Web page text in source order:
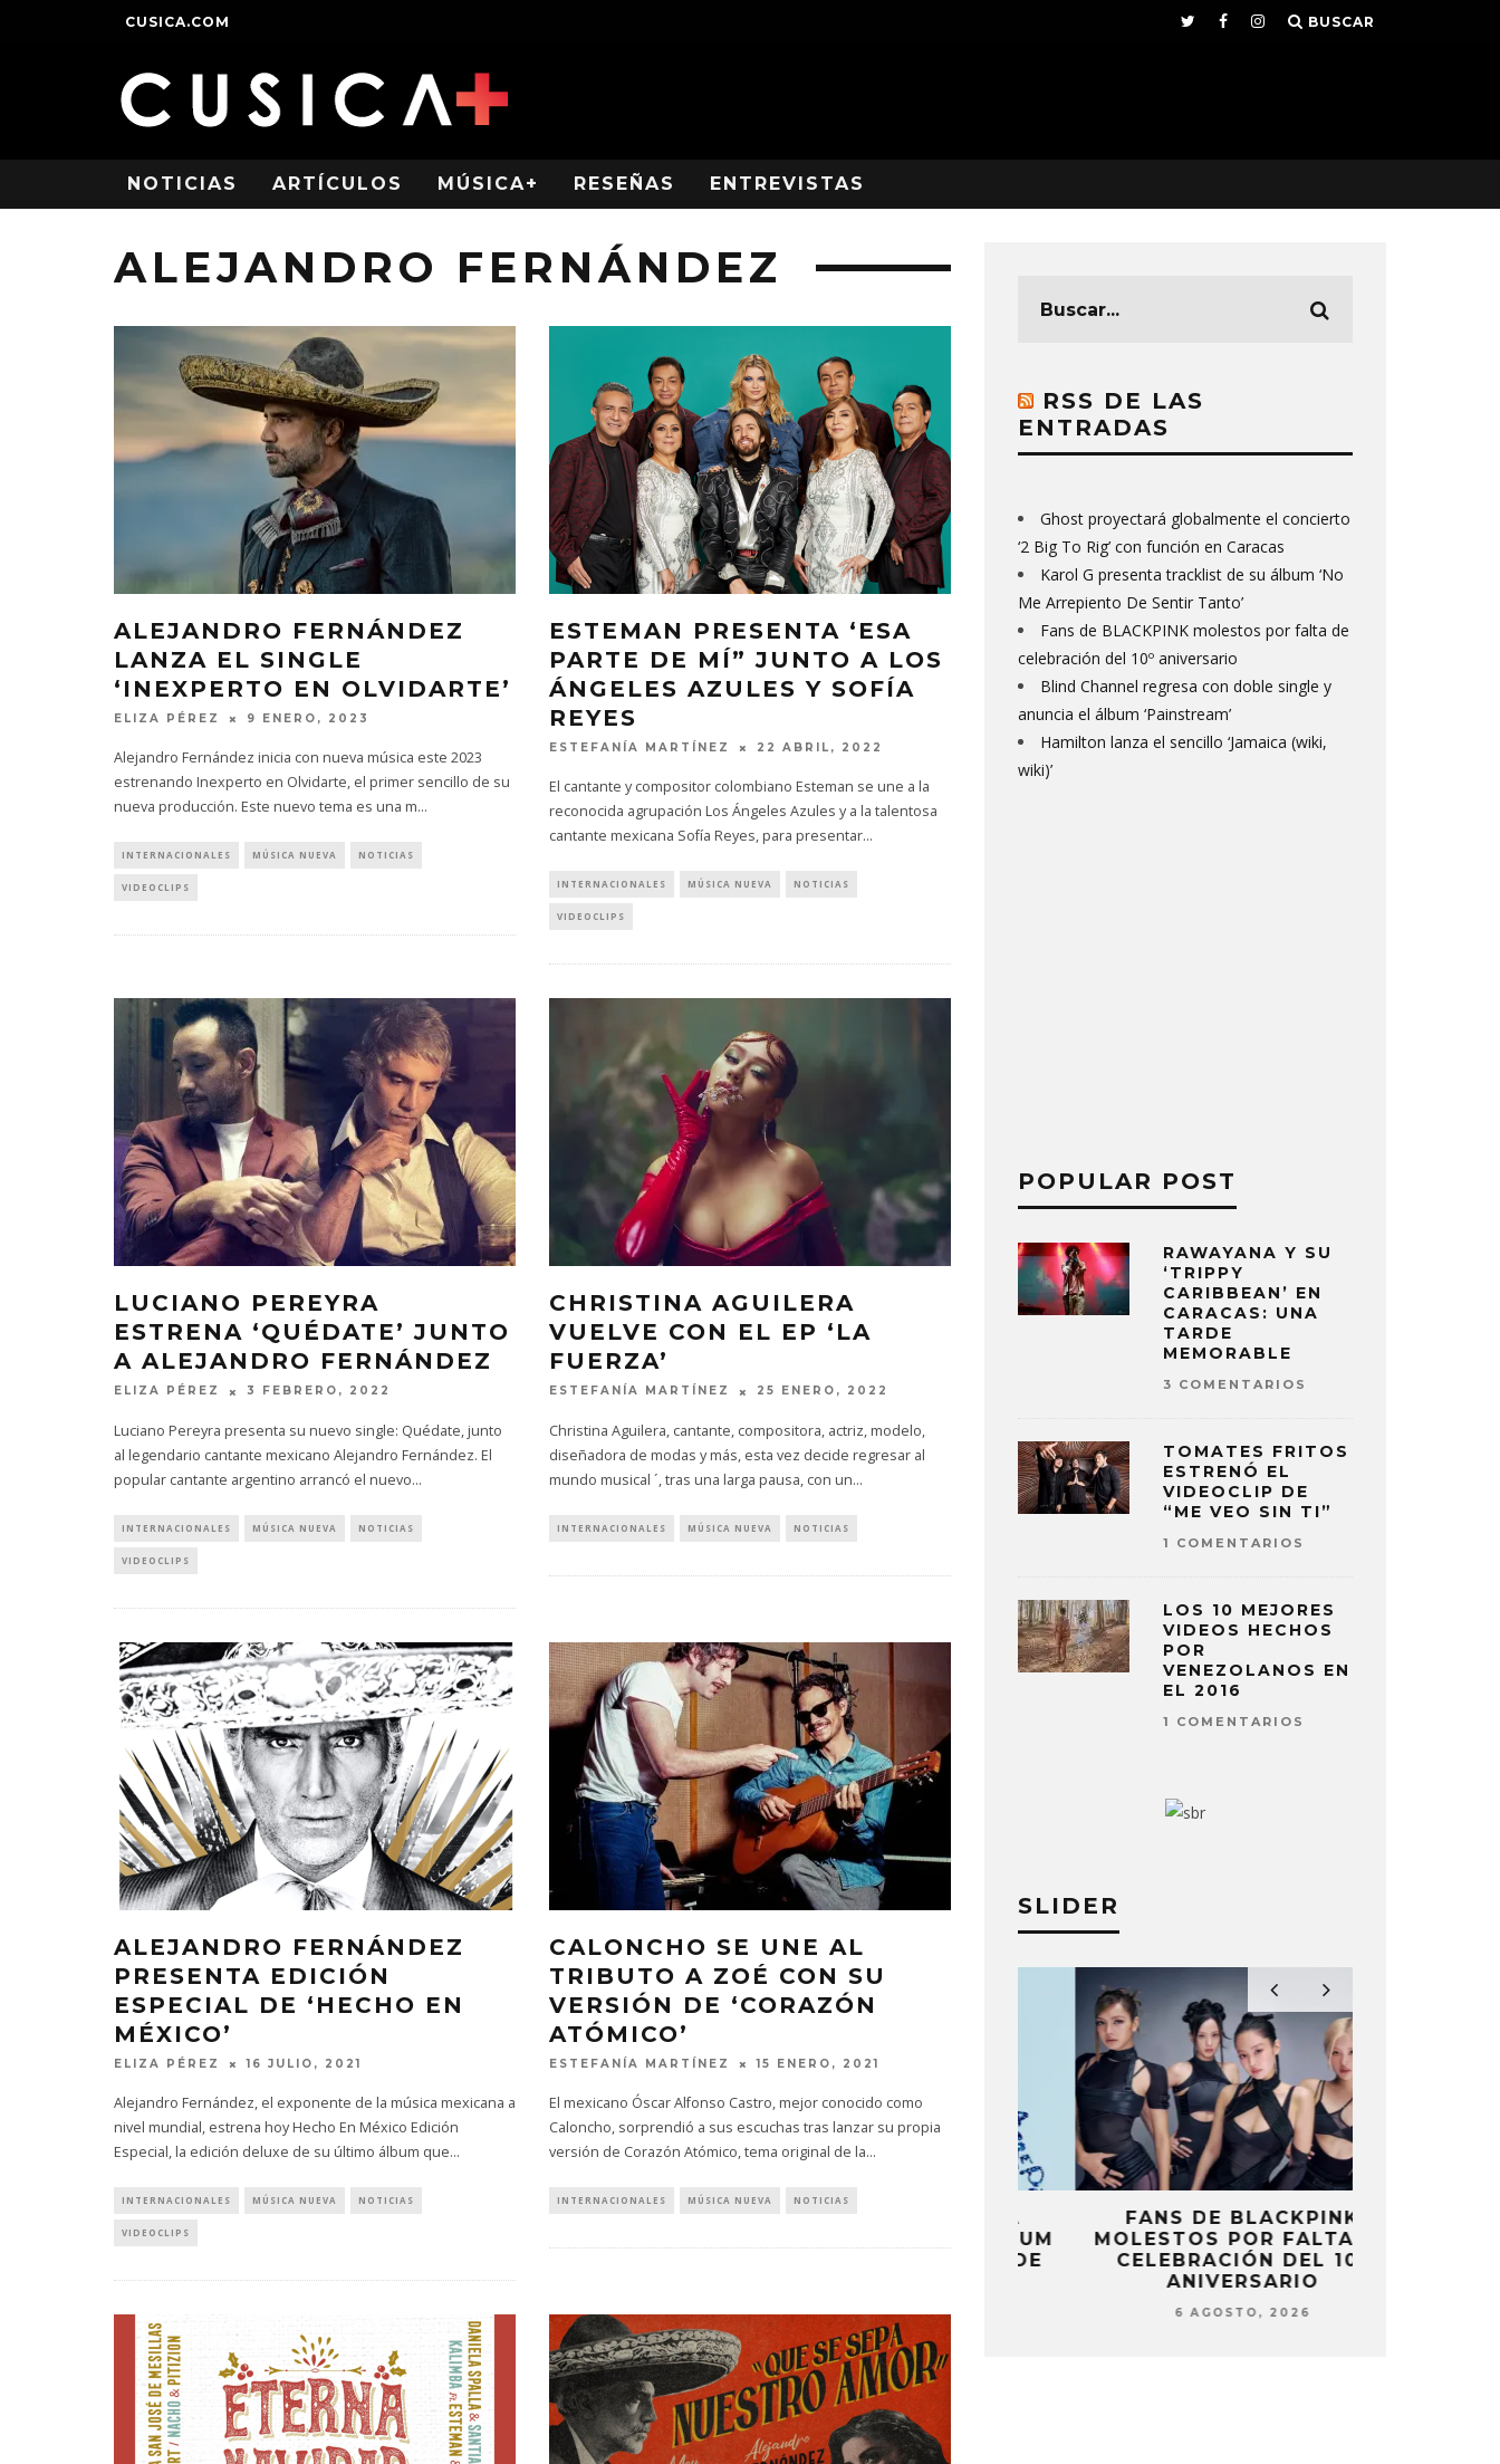
CUSICA.COM BUSCAR
NOTICIAS ARTÍCULOS MÚSICA+ RESEÑAS ENTREVISTAS
ALEJANDRO FERNÁNDEZ
ALEJANDRO FERNÁNDEZ
LANZA EL SINGLE
‘INEXPERTO EN OLVIDARTE’
ELIZA PÉREZ 9 ENERO, 2023
Alejandro Fernández inicia con nueva música este 2023
estrenando Inexperto en Olvidarte, el primer sencillo de su
nueva producción. Este nuevo tema es una m...
INTERNACIONALES MÚSICA NUEVA NOTICIAS
VIDEOCLIPS
ESTEMAN PRESENTA ‘ESA
PARTE DE MÍ” JUNTO A LOS
ÁNGELES AZULES Y SOFÍA
REYES
ESTEFANÍA MARTÍNEZ 22 ABRIL, 2022
El cantante y compositor colombiano Esteman se une a la
reconocida agrupación Los Ángeles Azules y a la talentosa
cantante mexicana Sofía Reyes, para presentar...
INTERNACIONALES MÚSICA NUEVA NOTICIAS
VIDEOCLIPS
LUCIANO PEREYRA
ESTRENA ‘QUÉDATE’ JUNTO
A ALEJANDRO FERNÁNDEZ
ELIZA PÉREZ 3 FEBRERO, 2022
Luciano Pereyra presenta su nuevo single: Quédate, junto
al legendario cantante mexicano Alejandro Fernández. El
popular cantante argentino arrancó el nuevo...
INTERNACIONALES MÚSICA NUEVA NOTICIAS
VIDEOCLIPS
CHRISTINA AGUILERA
VUELVE CON EL EP ‘LA
FUERZA’
ESTEFANÍA MARTÍNEZ 25 ENERO, 2022
Christina Aguilera, cantante, compositora, actriz, modelo,
diseñadora de modas y más, esta vez decide regresar al
mundo musical ´, tras una larga pausa, con un...
INTERNACIONALES MÚSICA NUEVA NOTICIAS
ALEJANDRO FERNÁNDEZ
PRESENTA EDICIÓN
ESPECIAL DE ‘HECHO EN
MÉXICO’
ELIZA PÉREZ 16 JULIO, 2021
Alejandro Fernández, el exponente de la música mexicana a
nivel mundial, estrena hoy Hecho En México Edición
Especial, la edición deluxe de su último álbum que...
INTERNACIONALES MÚSICA NUEVA NOTICIAS
VIDEOCLIPS
CALONCHO SE UNE AL
TRIBUTO A ZOÉ CON SU
VERSIÓN DE ‘CORAZÓN
ATÓMICO’
ESTEFANÍA MARTÍNEZ 15 ENERO, 2021
El mexicano Óscar Alfonso Castro, mejor conocido como
Caloncho, sorprendió a sus escuchas tras lanzar su propia
versión de Corazón Atómico, tema original de la...
INTERNACIONALES MÚSICA NUEVA NOTICIAS
RSS DE LAS
ENTRADAS
Ghost proyectará globalmente el concierto
‘2 Big To Rig’ con función en Caracas
Karol G presenta tracklist de su álbum ‘No
Me Arrepiento De Sentir Tanto’
Fans de BLACKPINK molestos por falta de
celebración del 10º aniversario
Blind Channel regresa con doble single y
anuncia el álbum ‘Painstream’
Hamilton lanza el sencillo ‘Jamaica (wiki,
wiki)’
POPULAR POST
RAWAYANA Y SU
‘TRIPPY
CARIBBEAN’ EN
CARACAS: UNA
TARDE
MEMORABLE
3 COMENTARIOS
TOMATES FRITOS
ESTRENÓ EL
VIDEOCLIP DE
“ME VEO SIN TI”
1 COMENTARIOS
LOS 10 MEJORES
VIDEOS HECHOS
POR
VENEZOLANOS EN
EL 2016
1 COMENTARIOS
SLIDER
UN NUEVO CAPÍTULO CON
CON FUNCIÓN EN CARACAS
6 AGOSTO, 2026 6 AGOSTO, 2026
FANS DE BLACKPINK
MOLESTOS POR FALTA DE
CELEBRACIÓN DEL 10º
ANIVERSARIO
6 AGOSTO, 2026